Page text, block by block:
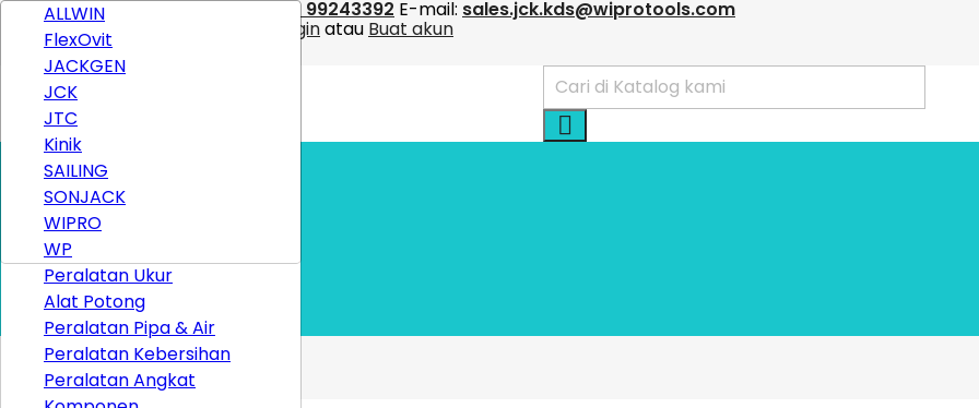
KontakTelepon:031 99243392 E-mail: sales.jck.kds@wiprotools.com
Loginatau Buat akun

Perkakas
Mesin Perkakas
Asah
Peralatan Otomotif
Kompresor Angin
Peralatan Las
Mesin
Mesin Angin
Peralatan Keselamatan
Peralatan Cat
Peralatan Ukur
Alat Potong
Peralatan Pipa & Air
Peralatan Kebersihan
Peralatan Angkat
ALLWIN
FlexOvit
JACKGEN
JCK
JTC
Kinik
SAILING
SONJACK
WIPRO
WP
Catalog
Beranda